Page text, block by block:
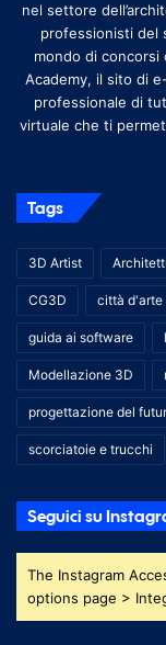
nel settore
professionisti del
mondo di concorsi
Academy, il sito di
professionale di
virtuale che ti
Tags
3D Artist
CG3D città d'arte
guida ai software
Modellazione 3D
progettazione del
scorciatoie e trucchi
Seguici su
The Instagram
options page >